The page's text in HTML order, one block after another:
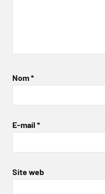
Nom*
E-mail *
Site web